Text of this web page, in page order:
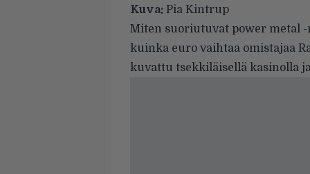
Kuva: Pia Kintrup
Miten suoriutuvat power metal -
kuinka euro vaihtaa omistajaa
kuvattu tsekkiläisellä kasinolla